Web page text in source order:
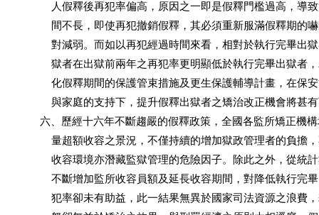
人假釋後再犯率偏高，原因之一即是假釋門檻過高，導
間不長，即使再犯撤銷假釋，其必須重新服滿假釋期的
對減弱。而如以再犯經過時間來看，相對於執行完畢出
獄者在出獄前兩年之再犯率更明顯低於執行完畢出獄者
化假釋期間的保護管束措施及更生保護輔導計畫，在保
與家庭的支持下，提升假釋出獄者之矯治改正機會將甚
六、歷經十六年不斷趨嚴的假釋政策，全國各監所矯正機
量超額收容之景況，不僅持續的增加獄政管理者的負擔
收容環境亦潛藏監獄管理的危險因子。除此之外，從統
不斷增加監所收容員額及延長收容期間，對降低執行完
犯率卻未有助益，此一結果無異於國家司法資源之浪費